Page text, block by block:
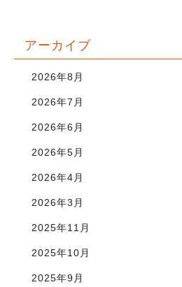
アーカイブ
2026年8月
2026年7月
2026年6月
2026年5月
2026年4月
2026年3月
2025年11月
2025年10月
2025年9月